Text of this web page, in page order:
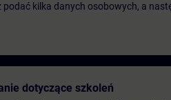
podać kilka danych osobowych, a
dotyczące szkoleń